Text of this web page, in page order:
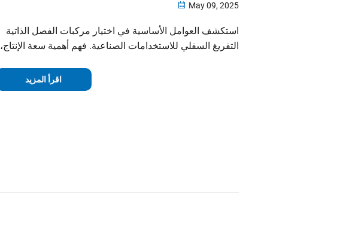
May 09, 2025
استكشف العوامل الأساسية في اختيار مركبات الفصل الذاتية
التفريغ السفلي للاستخدامات الصناعية. فهم أهمية سعة الإنتاج،
اقرأ المزيد